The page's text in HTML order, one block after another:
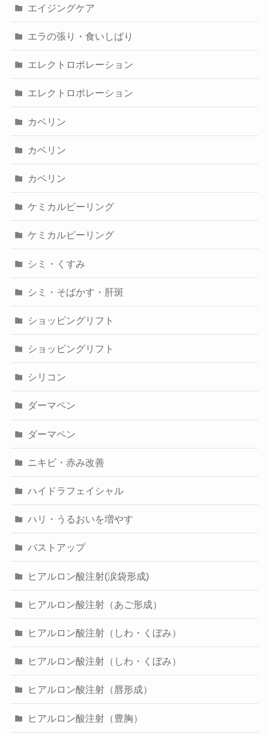
エイジングケア
エラの張り・食いしばり
エレクトロポレーション
エレクトロポレーション
カベリン
カベリン
カベリン
ケミカルピーリング
ケミカルピーリング
シミ・くすみ
シミ・そばかす・肝斑
ショッピングリフト
ショッピングリフト
シリコン
ダーマペン
ダーマペン
ニキビ・赤み改善
ハイドラフェイシャル
ハリ・うるおいを増やす
バストアップ
ヒアルロン酸注射(涙袋形成)
ヒアルロン酸注射（あご形成）
ヒアルロン酸注射（しわ・くぼみ）
ヒアルロン酸注射（しわ・くぼみ）
ヒアルロン酸注射（唇形成）
ヒアルロン酸注射（豊胸）